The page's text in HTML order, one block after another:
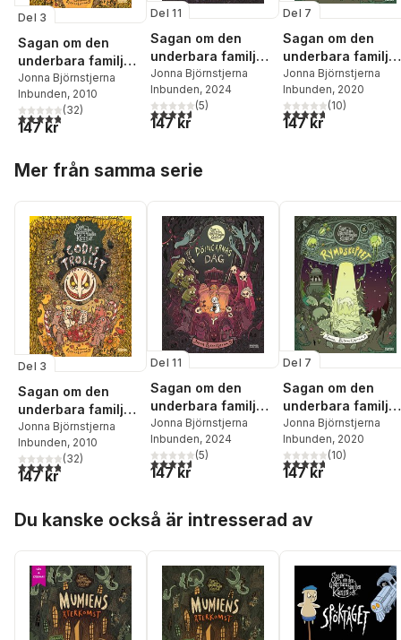
Del 3
Sagan om den
underbara familjen
Kanin och
Godistrollet
Jonna Björnstjerna
Inbunden, 2010
4,8utav 5 stjärnor. Totalt antal röster:
(32)
147 kr
Del 11
Sagan om den
underbara familjen
Kanin och
Döingarnas dag
Jonna Björnstjerna
Inbunden, 2024
4,6utav 5 stjärnor. Totalt antal röster:
(5)
147 kr
Del 7
Sagan om den
underbara
Kanin och
rymdskeppet
Jonna Björnstjerna
Inbunden, 2020
4,7utav 5 stjärnor.
(10)
147 kr
Mer från samma serie
Del 3
Sagan om den
underbara familjen
Kanin och
Godistrollet
Jonna Björnstjerna
Inbunden, 2010
4,8utav 5 stjärnor. Totalt antal röster:
(32)
147 kr
Del 11
Sagan om den
underbara familjen
Kanin och
Döingarnas dag
Jonna Björnstjerna
Inbunden, 2024
4,6utav 5 stjärnor. Totalt antal röster:
(5)
147 kr
Del 7
Sagan om den
underbara
Kanin och
rymdskeppet
Jonna Björnstjerna
Inbunden, 2020
4,7utav 5 stjärnor.
(10)
147 kr
Du kanske också är intresserad av